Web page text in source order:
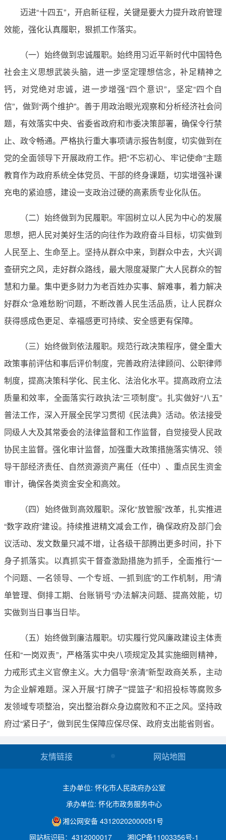
迈进“十四五”，开启新征程，关键是要大力提升政府管理
效能，强化认真履职，狠抓工作落实。
（一）始终做到忠诚履职。始终用习近平新时代中国特色
社会主义思想武装头脑，进一步坚定理想信念，补足精神之
钙，对党绝对忠诚，进一步增强“四个意识”，坚定“四个自
信”，做到“两个维护”。善于用政治眼光观察和分析经济社会问
题，有效落实中央、省委省政府和市委决策部署，确保令行禁
止、政令畅通。严格执行重大事项请示报告制度，切实做到在
党的全面领导下开展政府工作。把“不忘初心、牢记使命”主题
教育作为政府系统全体党员、干部的终身课题，切实增强补课
充电的紧迫感，建设一支政治过硬的高素质专业化队伍。
（二）始终做到为民履职。牢固树立以人民为中心的发展
思想，把人民对美好生活的向往作为政府奋斗目标，切实做到
人民至上、生命至上。坚持从群众中来，到群众中去，大兴调
查研究之风，走好群众路线，最大限度凝聚广大人民群众的智
慧和力量。集中更多财力为老百姓办实事、解难事，着力解决
好群众“急难愁盼”问题，不断改善人民生活品质，让人民群众
获得感成色更足、幸福感更可持续、安全感更有保障。
（三）始终做到依法履职。规范行政决策程序，健全重大
政策事前评估和事后评价制度，完善政府法律顾问、公职律师
制度，提高决策科学化、民主化、法治化水平。提高政府立法
质量和效率，全面落实行政执法“三项制度”。扎实做好“八五”
普法工作，深入开展全民学习贯彻《民法典》活动。依法接受
同级人大及其常委会的法律监督和工作监督，自觉接受人民政
协民主监督。强化审计监督，加强重大政策措施落实情况、领
导干部经济责任、自然资源资产离任（任中）、重点民生资金
审计，确保各类资金安全和高效。
（四）始终做到高效履职。深化“放管服”改革，扎实推进
“数字政府”建设。持续推进精文减会工作，确保政府及部门会
议活动、发文数量只减不增，让各级干部腾出更多时间，扑下
身子抓落实。以真抓实干督查激励措施为抓手，全面推行“一
个问题、一名领导、一个专班、一抓到底”的工作机制，用“清
单管理、倒排工期、台账销号”办法解决问题、提高效能，切
实做到当日事当日毕。
（五）始终做到廉洁履职。切实履行党风廉政建设主体责
任和“一岗双责”，严格落实中央八项规定及其实施细则精神，
力戒形式主义官僚主义。大力倡导“亲清”新型政商关系，主动
为企业解难题。深入开展“打牌子”“提篮子”和招投标等腐败多
发领域专项整治，突出整治群众身边腐败和不正之风。坚持政
府过“紧日子”，做到民生保障应保尽保、政府支出能省则省。
友情链接 网站地图
主办单位: 怀化市人民政府办公室
承办单位: 怀化市政务服务中心
湘公网安备 43120202000051号
网站标识码：4312000017
湘ICP备11003356号-1